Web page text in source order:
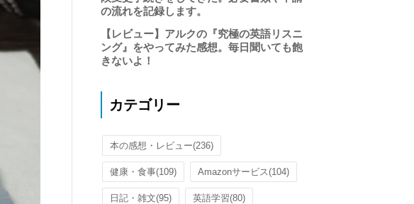
の流れを記録します。
【レビュー】アルクの『究極の英語リスニ
ング』をやってみた感想。毎日聞いても飽
きないよ！
カテゴリー
本の感想・レビュー(236)
健康・食事(109) Amazonサービス(104)
日記・雑文(95) 英語学習(80)